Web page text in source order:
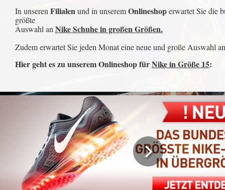
In unseren Filialenund in unseremOnlineshoperwartet Sie die
größte
Auswahl an Nike Schuhe in großen Größen.
Zudem erwartet Sie jeden Monat eine neue und große Auswahl
Hier geht es zu unserem Onlineshop fürNike in Größe 15: